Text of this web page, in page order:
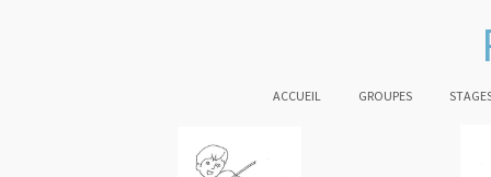
ACCUEIL GROUPES